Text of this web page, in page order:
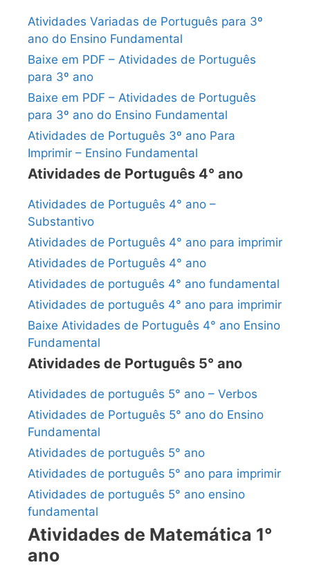
Atividades Variadas de Português para 3º
ano do Ensino Fundamental
Baixe em PDF – Atividades de Português
para 3º ano
Baixe em PDF – Atividades de Português
para 3º ano do Ensino Fundamental
Atividades de Português 3º ano Para
Imprimir – Ensino Fundamental
Atividades de Português 4° ano
Atividades de Português 4° ano –
Substantivo
Atividades de Português 4° ano para imprimir
Atividades de Português 4° ano
Atividades de português 4° ano fundamental
Atividades de português 4° ano para imprimir
Baixe Atividades de Português 4° ano Ensino
Fundamental
Atividades de Português 5° ano
Atividades de português 5° ano – Verbos
Atividades de Português 5° ano do Ensino
Fundamental
Atividades de português 5° ano
Atividades de português 5° ano para imprimir
Atividades de português 5° ano ensino
fundamental
Atividades de Matemática 1°
ano